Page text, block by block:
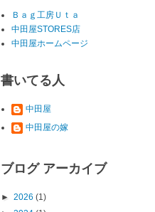
Ｂａｇ工房Ｕｔａ
中田屋STORES店
中田屋ホームページ
書いてる人
中田屋
中田屋の嫁
ブログ アーカイブ
► 2026 (1)